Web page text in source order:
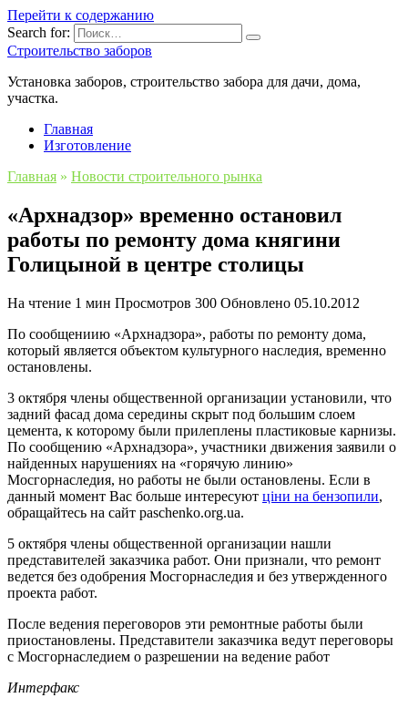
Перейти к содержанию
Search for:
Строительство заборов
Установка заборов, строительство забора для дачи, дома,
участка.
Главная
Изготовление
Главная » Новости строительного рынка
«Архнадзор» временно остановил
работы по ремонту дома княгини
Голицыной в центре столицы
На чтение 1 мин Просмотров 300 Обновлено 05.10.2012
По сообщениию «Архнадзора», работы по ремонту дома,
который является объектом культурного наследия, временно
остановлены.
3 октября члены общественной организации установили, что
задний фасад дома середины скрыт под большим слоем
цемента, к которому были прилеплены пластиковые карнизы.
По сообщению «Архнадзора», участники движения заявили о
найденных нарушениях на «горячую линию»
Мосгорнаследия, но работы не были остановлены. Если в
данный момент Вас больше интересуют ціни на бензопили,
обращайтесь на сайт paschenko.org.ua.
5 октября члены общественной организации нашли
представителей заказчика работ. Они признали, что ремонт
ведется без одобрения Мосгорнаследия и без утвержденного
проекта работ.
После ведения переговоров эти ремонтные работы были
приостановлены. Представители заказчика ведут переговоры
с Мосгорнаследием о разрешении на ведение работ
Интерфакс